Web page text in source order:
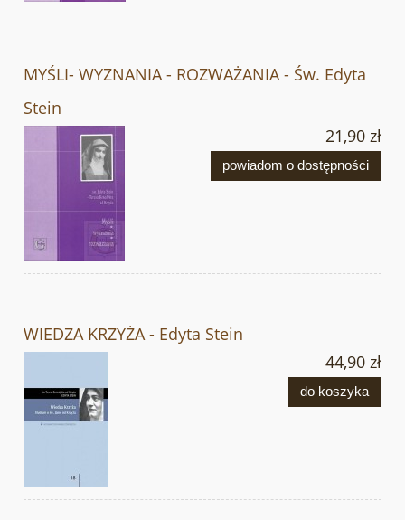
MYŚLI- WYZNANIA - ROZWAŻANIA - Św. Edyta
Stein
21,90 zł
powiadom o dostępności
WIEDZA KRZYŻA - Edyta Stein
44,90 zł
do koszyka